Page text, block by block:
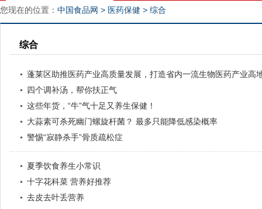
您现在的位置： 中国食品网 > 医药保健 > 综合
综合
蓬莱区助推医药产业高质量发展，打造省内一流生物医药产业高
四个调补汤，帮你扶正气
这些年货，“牛”气十足又养生保健！
大蒜素可杀死幽门螺旋杆菌？ 最多只能降低感染概率
警惕“寂静杀手”骨质疏松症
夏季饮食养生小常识
十字花科菜 营养好推荐
去皮去叶丢营养